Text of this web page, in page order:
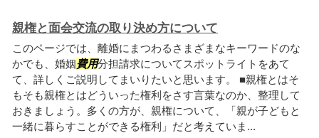
親権と面会交流の取り決め方について
このページでは、離婚にまつわるさまざまなキーワードのな
かでも、婚姻費用分担請求についてスポットライトをあて
て、詳しくご説明してまいりたいと思います。 ■親権とはそ
もそも親権とはどういった権利をさす言葉なのか、整理して
おきましょう。多くの方が、親権について、「親が子どもと
一緒に暮らすことができる権利」だと考えていま...